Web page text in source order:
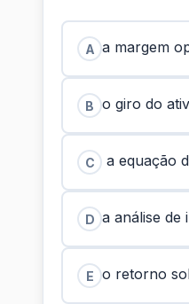
A a margem
B o giro do
C a equação
D a análise de
E o retorno